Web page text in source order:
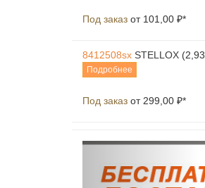
Под заказ от 101,00 ₽*
8412508sx STELLOX (2,93
Подробнее
Под заказ от 299,00 ₽*